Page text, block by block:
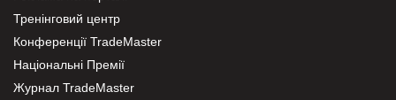
Тренінговий центр
Конференції TradeMaster
Національні Премії
Журнал TradeMaster